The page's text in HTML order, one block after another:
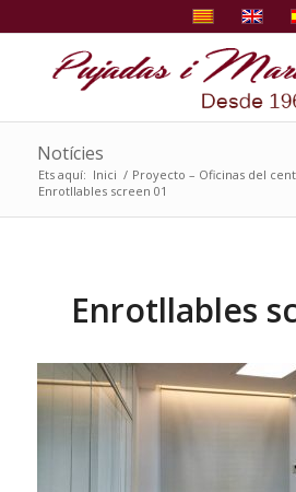
Notícies
Ets aquí: Inici / Proyecto – Oficinas del
Enrotllables screen 01
Enrotllables